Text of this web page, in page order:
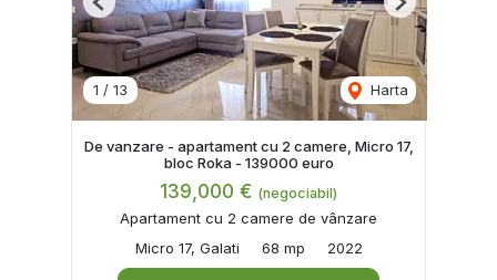
1 / 13 Harta
Previous Next
De vanzare - apartament cu 2 camere, Micro 17,
bloc Roka - 139000 euro
139,000 € (negociabil)
Apartament cu 2 camere de vânzare
Micro 17, Galati
68 mp 2022